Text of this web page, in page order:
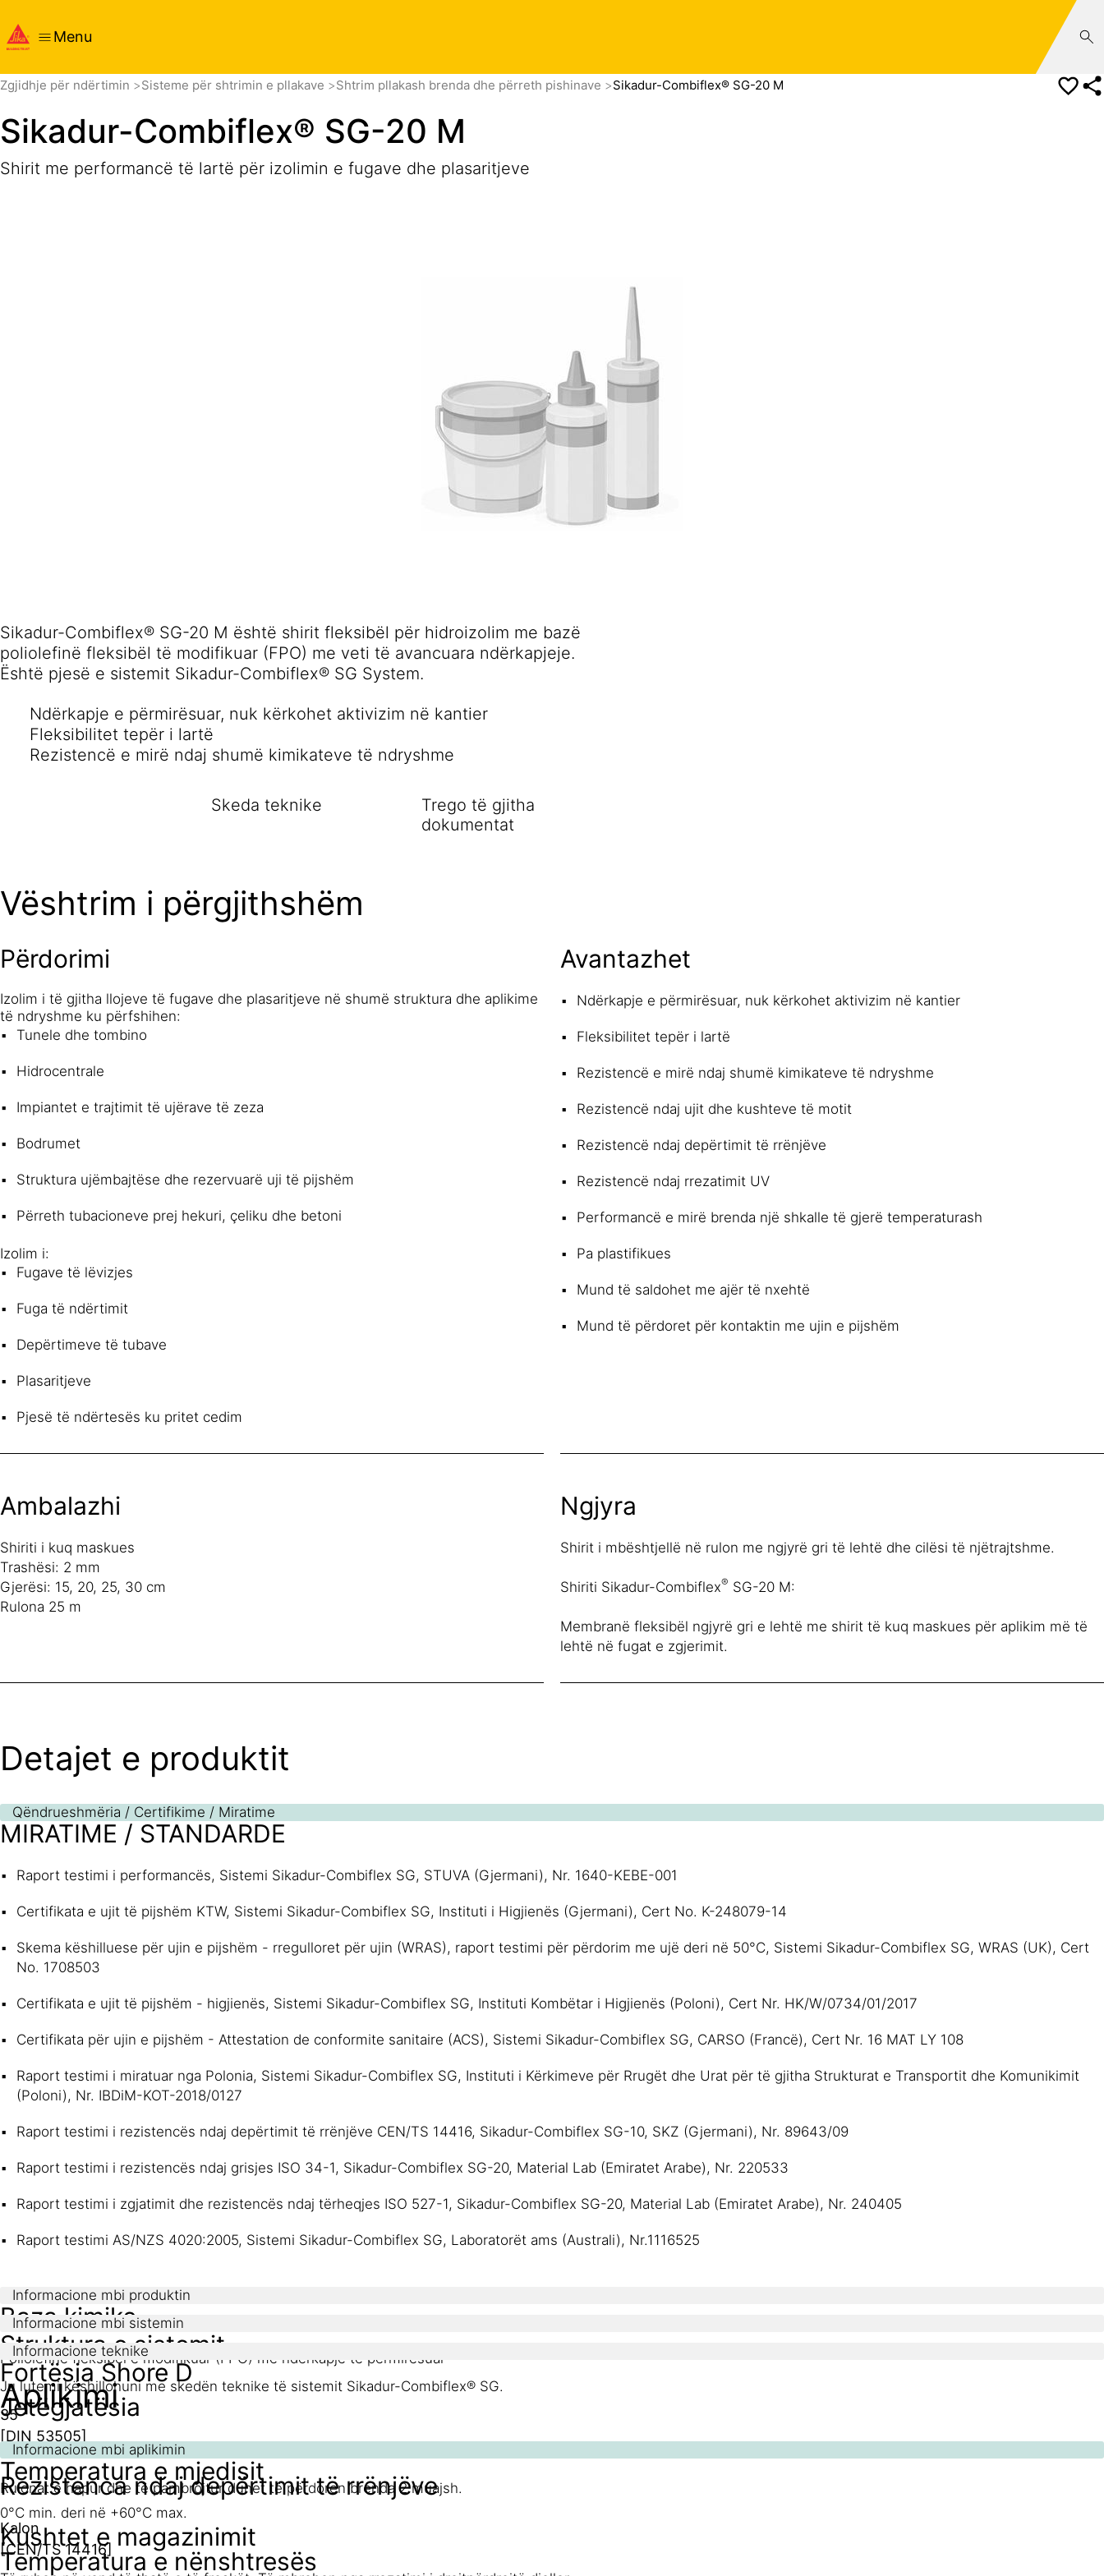
Menu
Zgjidhje për ndërtimin Sisteme për shtrimin e pllakave Shtrim pllakash brenda dhe përreth pishinave Sikadur-Combiflex® SG-20 M
Sikadur-Combiflex® SG-20 M
Shirit me performancë të lartë për izolimin e fugave dhe plasaritjeve
Sikadur-Combiflex® SG-20 M është shirit fleksibël për hidroizolim me bazë
poliolefinë fleksibël të modifikuar (FPO) me veti të avancuara ndërkapjeje.
Është pjesë e sistemit Sikadur-Combiflex® SG System.
Ndërkapje e përmirësuar, nuk kërkohet aktivizim në kantier
Fleksibilitet tepër i lartë
Rezistencë e mirë ndaj shumë kimikateve të ndryshme
Skeda teknike
Trego të gjitha
dokumentat
Vështrim i përgjithshëm
Përdorimi
Izolim i të gjitha llojeve të fugave dhe plasaritjeve në shumë struktura dhe aplikime
të ndryshme ku përfshihen:
Tunele dhe tombino
Hidrocentrale
Impiantet e trajtimit të ujërave të zeza
Bodrumet
Struktura ujëmbajtëse dhe rezervuarë uji të pijshëm
Përreth tubacioneve prej hekuri, çeliku dhe betoni
Izolim i:
Fugave të lëvizjes
Fuga të ndërtimit
Depërtimeve të tubave
Plasaritjeve
Pjesë të ndërtesës ku pritet cedim
Avantazhet
Ndërkapje e përmirësuar, nuk kërkohet aktivizim në kantier
Fleksibilitet tepër i lartë
Rezistencë e mirë ndaj shumë kimikateve të ndryshme
Rezistencë ndaj ujit dhe kushteve të motit
Rezistencë ndaj depërtimit të rrënjëve
Rezistencë ndaj rrezatimit UV
Performancë e mirë brenda një shkalle të gjerë temperaturash
Pa plastifikues
Mund të saldohet me ajër të nxehtë
Mund të përdoret për kontaktin me ujin e pijshëm
Ambalazhi
Shiriti i kuq maskues
Trashësi: 2 mm
Gjerësi: 15, 20, 25, 30 cm
Rulona 25 m
Ngjyra
Shirit i mbështjellë në rulon me ngjyrë gri të lehtë dhe cilësi të njëtrajtshme.
Shiriti Sikadur-Combiflex® SG-20 M:
Membranë fleksibël ngjyrë gri e lehtë me shirit të kuq maskues për aplikim më të
lehtë në fugat e zgjerimit.
Detajet e produktit
Qëndrueshmëria / Certifikime / Miratime
MIRATIME / STANDARDE
Raport testimi i performancës, Sistemi Sikadur-Combiflex SG, STUVA (Gjermani), Nr. 1640-KEBE-001
Certifikata e ujit të pijshëm KTW, Sistemi Sikadur-Combiflex SG, Instituti i Higjienës (Gjermani), Cert No. K-248079-14
Skema këshilluese për ujin e pijshëm - rregulloret për ujin (WRAS), raport testimi për përdorim me ujë deri në 50°C, Sistemi Sikadur-Combiflex SG, WRAS (UK), Cert
No. 1708503
Certifikata e ujit të pijshëm - higjienës, Sistemi Sikadur-Combiflex SG, Instituti Kombëtar i Higjienës (Poloni), Cert Nr. HK/W/0734/01/2017
Certifikata për ujin e pijshëm - Attestation de conformite sanitaire (ACS), Sistemi Sikadur-Combiflex SG, CARSO (Francë), Cert Nr. 16 MAT LY 108
Raport testimi i miratuar nga Polonia, Sistemi Sikadur-Combiflex SG, Instituti i Kërkimeve për Rrugët dhe Urat për të gjitha Strukturat e Transportit dhe Komunikimit
(Poloni), Nr. IBDiM-KOT-2018/0127
Raport testimi i rezistencës ndaj depërtimit të rrënjëve CEN/TS 14416, Sikadur-Combiflex SG-10, SKZ (Gjermani), Nr. 89643/09
Raport testimi i rezistencës ndaj grisjes ISO 34-1, Sikadur-Combiflex SG-20, Material Lab (Emiratet Arabe), Nr. 220533
Raport testimi i zgjatimit dhe rezistencës ndaj tërheqjes ISO 527-1, Sikadur-Combiflex SG-20, Material Lab (Emiratet Arabe), Nr. 240405
Raport testimi AS/NZS 4020:2005, Sistemi Sikadur-Combiflex SG, Laboratorët ams (Australi), Nr.1116525
Informacione mbi produktin
Baza kimike
Poliolefinë fleksibël e modifikuar (FPO) me ndërkapje të përmirësuar
Jetëgjatësia
12 muaj nga data e prodhimit nëse ruhen në ambalazhin origjinal, të pahapur dhe të padëmtuar.
Rulonat e hapur dhe të pambrojtur duhet të përdoren brenda 2 muajsh.
Kushtet e magazinimit
Informacione mbi sistemin
Struktura e sistemit
Ju lutemi këshillohuni me skedën teknike të sistemit Sikadur-Combiflex® SG.
Informacione teknike
Fortësia Shore D
35
[DIN 53505]
Rezistenca ndaj depërtimit të rrënjëve
Kalon
[CEN/TS 14416]
Aplikimi
Informacione mbi aplikimin
Temperatura e mjedisit
0°C min. deri në +60°C max.
Temperatura e nënshtresës
Vështrim i përgjithshëmDetajet e produktitAplikimiDokumenta